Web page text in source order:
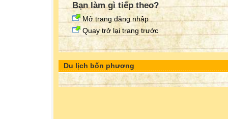
Bạn làm gì tiếp theo?
Mở trang đăng nhập
Quay trở lại trang trước
Du lịch bốn phương